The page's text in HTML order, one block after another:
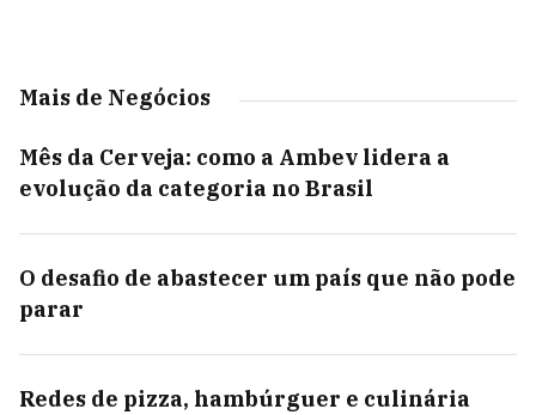
Mais de Negócios
Mês da Cerveja: como a Ambev lidera a
evolução da categoria no Brasil
O desafio de abastecer um país que não pode
parar
Redes de pizza, hambúrguer e culinária